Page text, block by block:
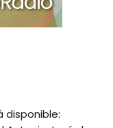
disponible: